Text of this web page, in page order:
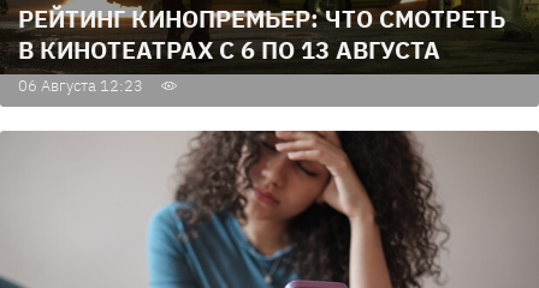
РЕЙТИНГ КИНОПРЕМЬЕР: ЧТО СМОТРЕТЬ
В КИНОТЕАТРАХ С 6 ПО 13 АВГУСТА
06 Августа 12:23